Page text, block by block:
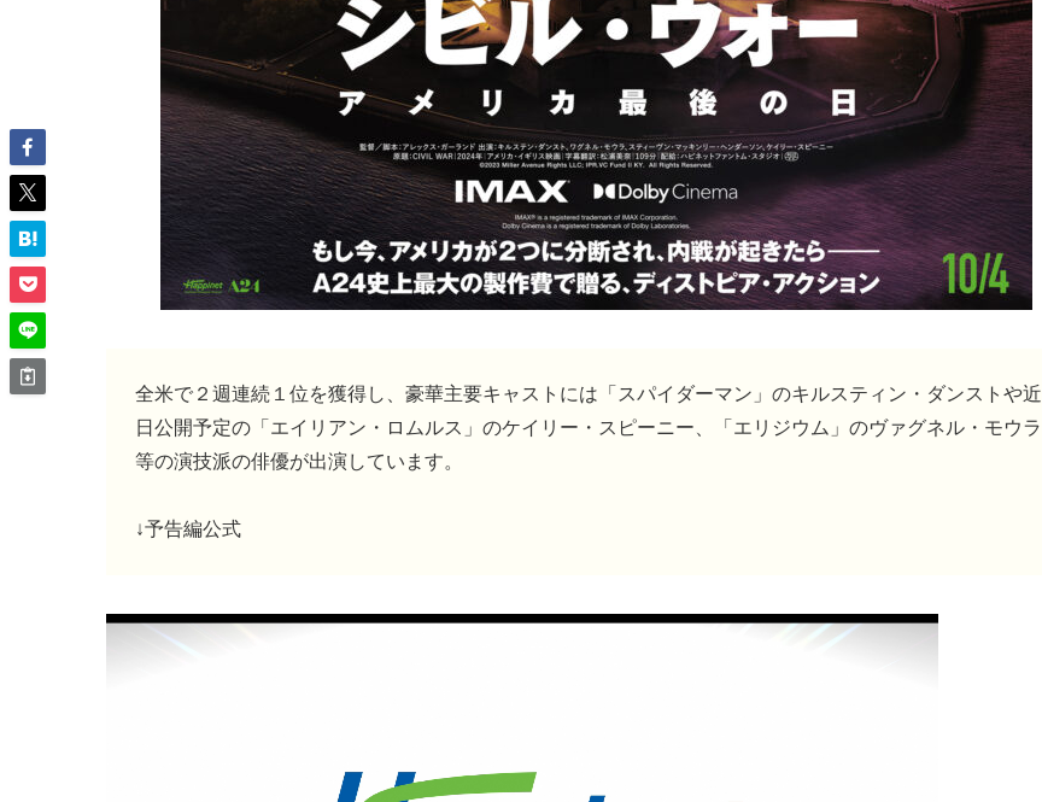
全米で２週連続１位を獲得し、豪華主要キャストには「スパイダーマン」のキルスティン・ダンストや近
日公開予定の「エイリアン・ロムルス」のケイリー・スピーニー、「エリジウム」のヴァグネル・モウラ
等の演技派の俳優が出演しています。
↓予告編公式